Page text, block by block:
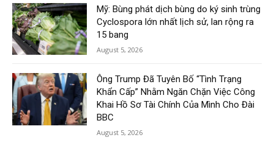
Mỹ: Bùng phát dịch bùng do ký sinh trùng
Cyclospora lớn nhất lịch sử, lan rộng ra
15 bang
August 5, 2026
Ông Trump Đã Tuyên Bố “Tình Trạng
Khẩn Cấp” Nhằm Ngăn Chặn Việc Công
Khai Hồ Sơ Tài Chính Của Mình Cho Đài
BBC
August 5, 2026